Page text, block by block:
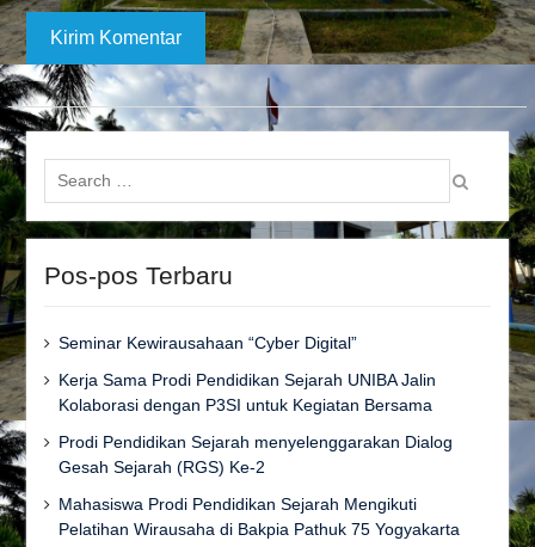
Search
for:
Pos-pos Terbaru
Seminar Kewirausahaan “Cyber Digital”
Kerja Sama Prodi Pendidikan Sejarah UNIBA Jalin
Kolaborasi dengan P3SI untuk Kegiatan Bersama
Prodi Pendidikan Sejarah menyelenggarakan Dialog
Gesah Sejarah (RGS) Ke-2
Mahasiswa Prodi Pendidikan Sejarah Mengikuti
Pelatihan Wirausaha di Bakpia Pathuk 75 Yogyakarta